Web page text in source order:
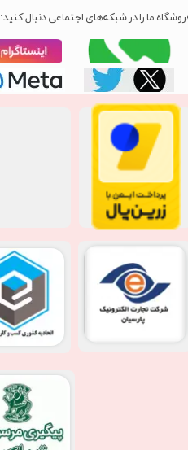
ما را در شبکه‌های اجتماعی دنبال کنید: